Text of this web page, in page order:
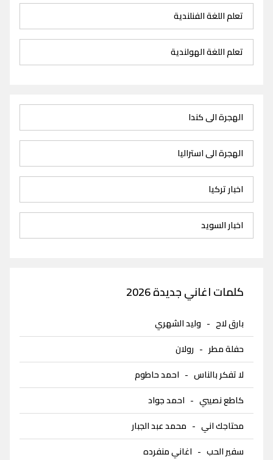
تعلم اللغة الفنلندية
تعلم اللغة الهولندية
الهجرة الى كندا
الهجرة الى استراليا
اخبار تركيا
اخبار السويد
كلمات اغاني جديدة 2026
بارق لاح - وليد الشهري
حفلة مطر - رولان
لا تفكر بالناس - احمد حاطوم
كاطع نصيبي - احمد جواد
محتاجك اني - محمد عبد الجبار
سفير الحب - اغاني منفرده